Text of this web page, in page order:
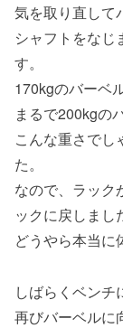
気を取り直して
シャフトをなじ
す。
170kgのバーベ
まるで200kgの
こんな重さでし
た。
なので、ラック
ックに戻しまし
どうやら本当に
しばらくベンチ
再びバーベルに